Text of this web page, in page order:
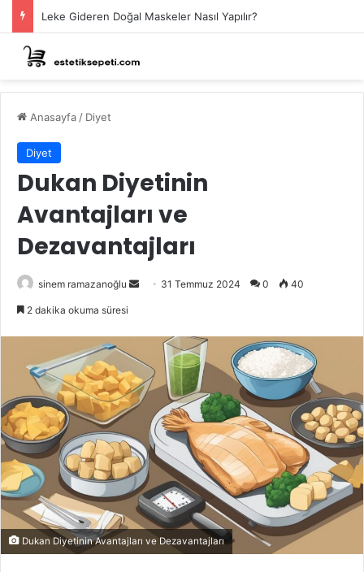
Leke Gideren Doğal Maskeler Nasıl Yapılır?
Anasayfa / Diyet
Diyet
Dukan Diyetinin
Avantajları ve
Dezavantajları
sinem ramazanoğlu
Bir
göndermek
31 Temmuz 2024 0 40
2 dakika okuma süresi
Dukan Diyetinin Avantajları ve Dezavantajları